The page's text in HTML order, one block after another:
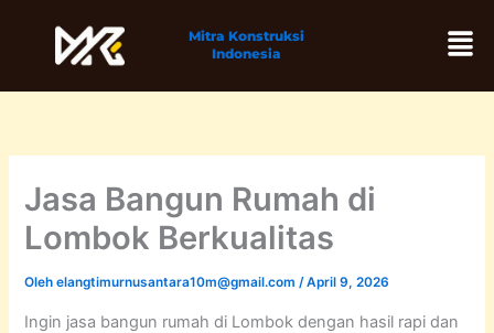
Mitra Konstruksi
Indonesia
Jasa Bangun Rumah di
Lombok Berkualitas
Olehelangtimurnusantara10m@gmail.com/April 9, 2026
Ingin jasa bangun rumah di Lombok dengan hasil rapi dan